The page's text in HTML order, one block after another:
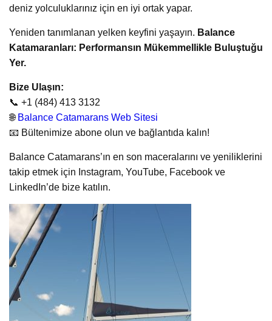
deniz yolculuklarınız için en iyi ortak yapar.
Yeniden tanımlanan yelken keyfini yaşayın. Balance
Katamaranları: Performansın Mükemmellikle Buluştuğu
Yer.
Bize Ulaşın:
📞 +1 (484) 413 3132
🌐 Balance Catamarans Web Sitesi
📧 Bültenimize abone olun ve bağlantıda kalın!
Balance Catamarans’ın en son maceralarını ve yeniliklerini
takip etmek için Instagram, YouTube, Facebook ve
LinkedIn’de bize katılın.